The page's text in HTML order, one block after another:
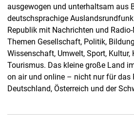
ausgewogen und unterhaltsam aus
deutschsprachige
Republik mit Nachrichten und
Themen Gesellschaft, Politik,
Wissenschaft, Umwelt, Sport, Kultur,
Tourismus. Das kleine große Land
on air und online – nicht nur für das
Deutschland, Österreich und der